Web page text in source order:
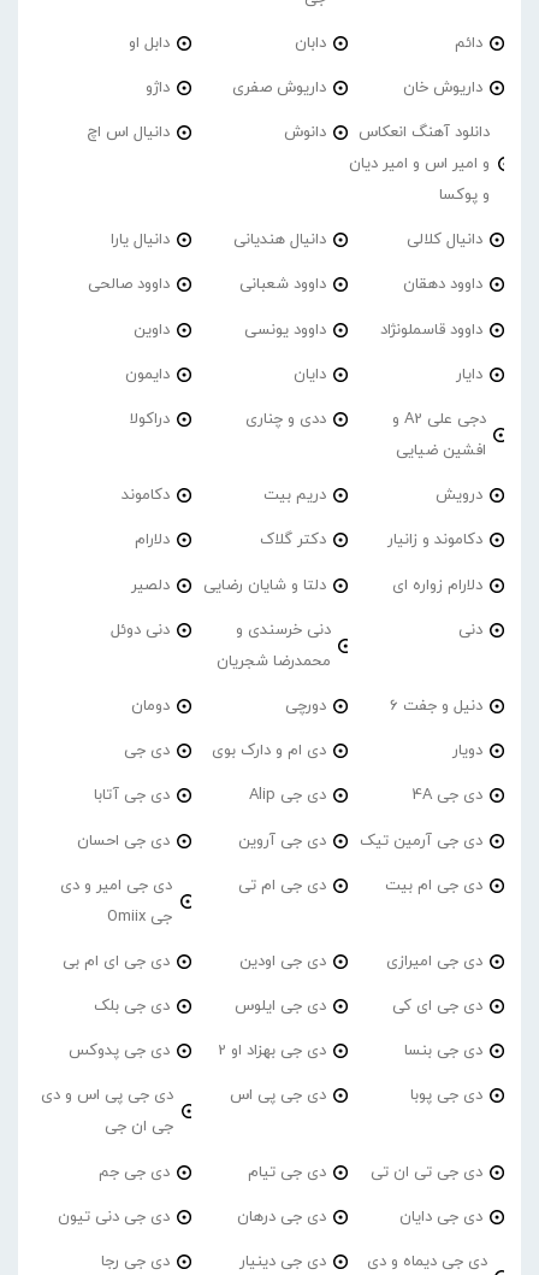
دائم دابان دابل او
داریوش خان داریوش صفری داژو
دانلود آهنگ انعکاس
و امیر اس و امیر دیان
و پوکسا
دانوش دانیال اس اچ
دانیال کلالی دانیال هندیانی دانیال یارا
داوود دهقان داوود شعبانی داوود صالحی
داوود قاسملونژاد داوود یونسی داوین
دایار دایان دایمون
دجی علی A2 و
افشین ضیایی
ددی و چناری دراکولا
درویش دریم بیت دکاموند
دکاموند و زانیار دکتر گلاک دلارام
دلارام زواره ای دلتا و شایان رضایی دلصیر
دنی
دنی خرسندی و
محمدرضا شجریان
دنی دوئل
دنیل و جفت 6 دورچی دومان
دویار دی ام و دارک بوی دی جی
دی جی 4A دی جی Alip دی جی آتابا
دی جی آرمین تیک دی جی آروین دی جی احسان
دی جی ام بیت دی جی ام تی
دی جی امیر و دی
جی Omiix
دی جی امیرازی دی جی اودین دی جی ای ام بی
دی جی ای کی دی جی ایلوس دی جی بلک
دی جی بنسا دی جی بهزاد او 2 دی جی پدوکس
دی جی پوبا دی جی پی اس
دی جی پی اس و دی
جی ان جی
دی جی تی ان تی دی جی تیام دی جی جم
دی جی دایان دی جی درهان دی جی دنی تیون
دی جی دیماه و دی
دی جی دینیار دی جی رجا